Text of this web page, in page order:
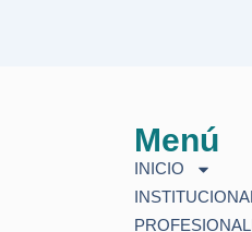
Menú
INICIO